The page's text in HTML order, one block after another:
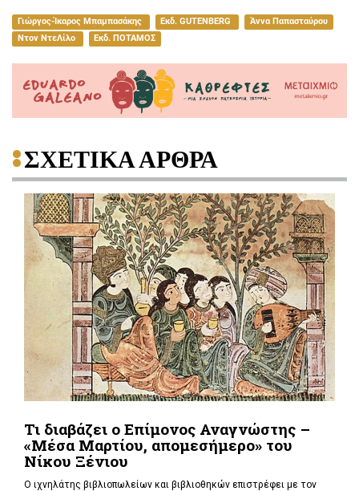
Γιώργος-Ίκαρος Μπαμπασάκης Εκδ. GUTENBERG
Άννα Παπασταύρου
Ντον ΝτεΛίλο
Εκδ. ΠΟΤΑΜΟΣ
ΣΧΕΤΙΚΑ ΑΡΘΡΑ
Τι διαβάζει ο Επίμονος Αναγνώστης –
«Μέσα Μαρτίου, απομεσήμερο» του
Νίκου Ξένιου
Ο ιχνηλάτης βιβλιοπωλείων και βιβλιοθηκών επιστρέφει με τον